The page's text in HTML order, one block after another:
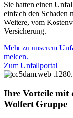
Sie hatten einen
einfach den Schaden
Weitere, vom
Versicherung.
Mehr zu unserem
melden.
Zum Unfallportal
Ihre Vorteile mit
Wolfert Gruppe